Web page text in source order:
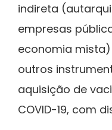
indireta
empresas
economia
outros
aquisição de
COVID-19, com